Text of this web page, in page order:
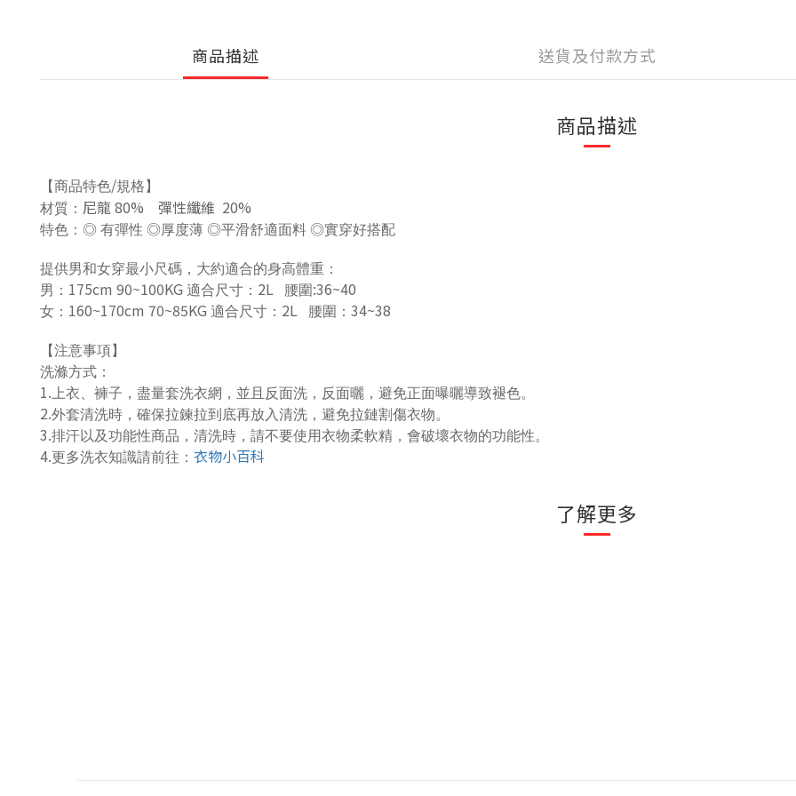
商品描述 送貨及付款方式
商品描述
【商品特色/規格】
材質： 尼龍 80% 彈性纖維 20%
特色： ◎ 有彈性 ◎厚度薄 ◎平滑舒適面料 ◎實穿好搭配
提供男和女穿最小尺碼，大約適合的身高體重：
男： 175cm 90~100KG 適合尺寸： 2L 腰圍 :36~40
女： 160~170cm 70~85KG 適合尺寸： 2L 腰圍： 34~38
【注意事項】
洗滌方式：
1. 上衣、褲子，盡量套洗衣網，並且反面洗，反面曬，避免正面曝曬導致褪色。
2.外套清洗時，確保拉鍊拉到底再放入清洗，避免拉鏈割傷衣物。
3.排汗以及功能性商品，清洗時，請不要使用衣物柔軟精，會破壞衣物的功能性。
4.更多洗衣知識請前往： 衣物小百科
了解更多